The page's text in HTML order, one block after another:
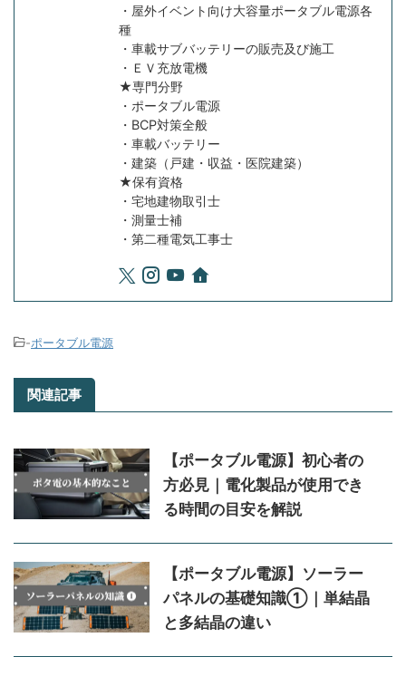
・屋外イベント向け大容量ポータブル電源各
種
・車載サブバッテリーの販売及び施工
・ＥＶ充放電機
★専門分野
・ポータブル電源
・BCP対策全般
・車載バッテリー
・建築（戸建・収益・医院建築）
★保有資格
・宅地建物取引士
・測量士補
・第二種電気工事士
-ポータブル電源
関連記事
【ポータブル電源】初心者の
方必見｜電化製品が使用でき
る時間の目安を解説
【ポータブル電源】ソーラー
パネルの基礎知識①｜単結晶
と多結晶の違い